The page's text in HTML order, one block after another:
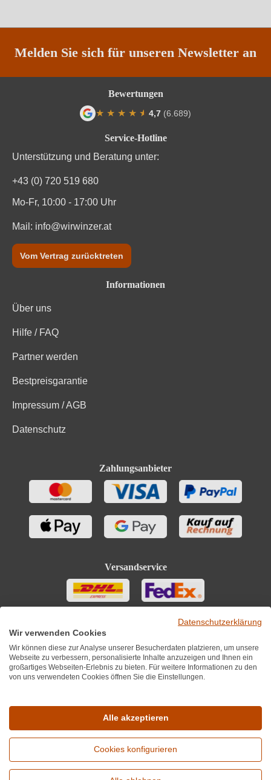
Melden Sie sich für unseren Newsletter an
Service-Hotline
Unterstützung und Beratung unter:
+43 (0) 720 519 680
Mo-Fr, 10:00 - 17:00 Uhr
Mail: info@wirwinzer.at
Vom Vertrag zurücktreten
Informationen
Über uns
Hilfe / FAQ
Partner werden
Bestpreisgarantie
Impressum / AGB
Datenschutz
Zahlungsanbieter
Versandservice
Bewertungen
★ ★ ★ ★ ★
★ 4,7 (6.689)
*Alle Preise inkl. MwST zzgl. 5,90€ Versandkosten je Winzer.
Datenschutzerklärung
Wir verwenden Cookies
Wir können diese zur Analyse unserer Besucherdaten platzieren, um unsere
Webseite zu verbessern, personalisierte Inhalte anzuzeigen und Ihnen ein
großartiges Webseiten-Erlebnis zu bieten. Für weitere Informationen zu den
von uns verwendeten Cookies öffnen Sie die Einstellungen.
Alle akzeptieren
Cookies konfigurieren